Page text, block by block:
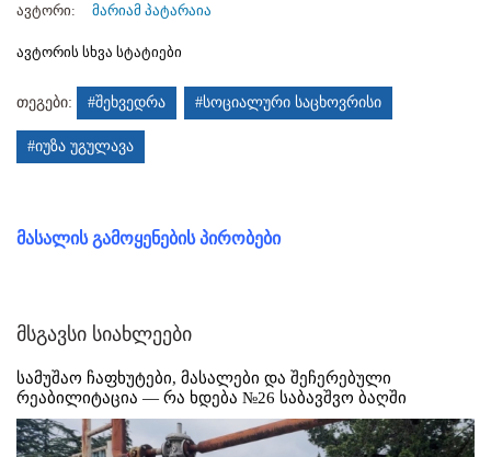
ავტორი: მარიამ პატარაია
ავტორის სხვა სტატიები
თეგები: #შეხვედრა #სოციალური საცხოვრისი
#იუზა უგულავა
მასალის გამოყენების პირობები
მსგავსი სიახლეები
სამუშაო ჩაფხუტები, მასალები და შეჩერებული
რეაბილიტაცია — რა ხდება №26 საბავშვო ბაღში